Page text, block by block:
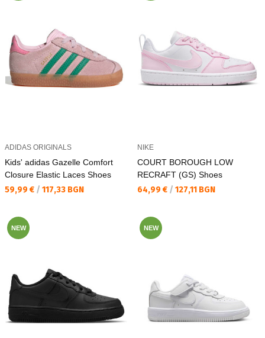
ADIDAS ORIGINALS
Kids' adidas Gazelle Comfort
Closure Elastic Laces Shoes
Текуща цена:
59,99 € / 117,33 BGN
NIKE
COURT BOROUGH LOW
RECRAFT (GS) Shoes
Текуща цена:
64,99 € / 127,11 BGN
NEW NEW